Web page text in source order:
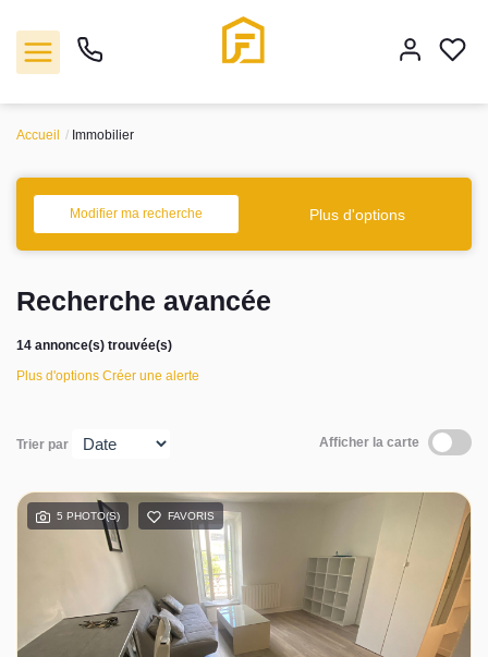
Vente
Location
Biens vendus
Gestion
Actualités
Contact
Accueil Immobilier
Modifier ma recherche Plus d'options
Recherche avancée
14 annonce(s) trouvée(s)
Plus d'options Créer une alerte
Trier par Afficher la carte
5 PHOTO(S) FAVORIS